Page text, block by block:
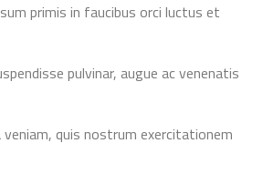
primis in faucibus orci luctus et
pulvinar, augue ac venenatis
quis nostrum exercitationem